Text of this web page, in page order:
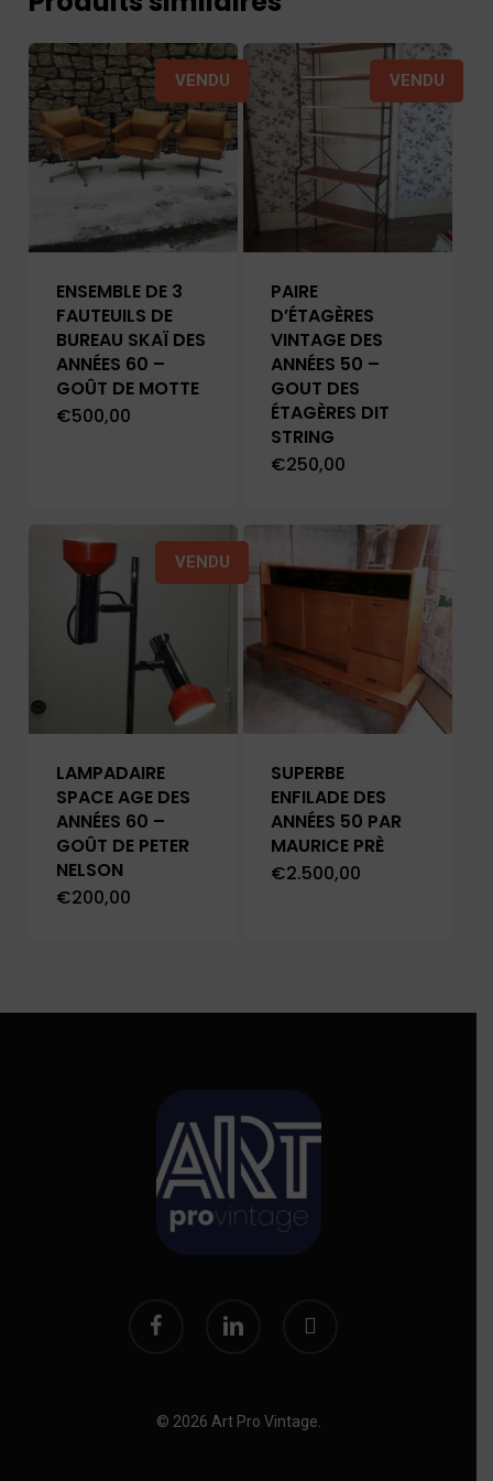
ENSEMBLE DE 3
FAUTEUILS DE
BUREAU SKAÏ DES
ANNÉES 60 –
GOÛT DE MOTTE
€500,00
VENDU
PAIRE
D’ÉTAGÈRES
VINTAGE DES
ANNÉES 50 –
GOUT DES
ÉTAGÈRES DIT
STRING
€250,00
VENDU
LAMPADAIRE
SPACE AGE DES
ANNÉES 60 –
GOÛT DE PETER
NELSON
€200,00
VENDU
SUPERBE
ENFILADE DES
ANNÉES 50 PAR
MAURICE PRÈ
€2.500,00
© 2026 Art Pro Vintage.